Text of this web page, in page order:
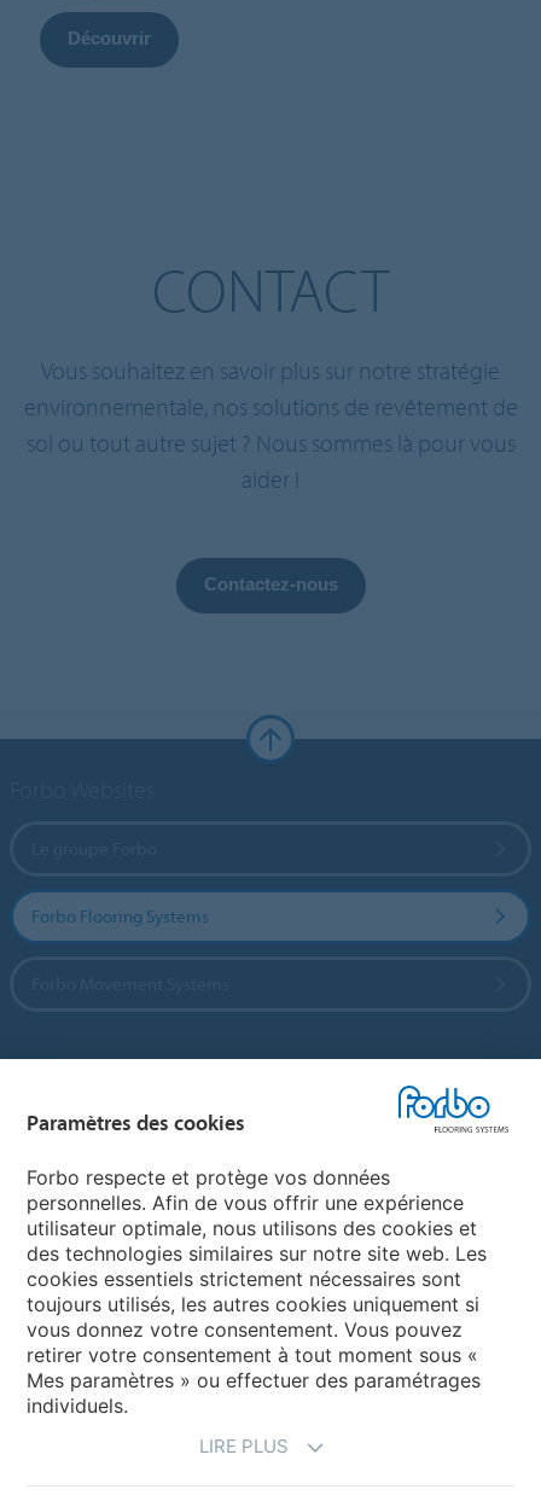
Découvrir
CONTACT
Vous souhaitez en savoir plus sur notre stratégie
environnementale, nos solutions de revêtement de
sol ou tout autre sujet ? Nous sommes là pour vous
aider !
Contactez-nous
Forbo Flooring Systems
My Forbo
LEXIQUE
PLAN DU SITE
Paramètres des cookies
Forbo respecte et protège vos données
personnelles. Afin de vous offrir une expérience
utilisateur optimale, nous utilisons des cookies et
des technologies similaires sur notre site web. Les
cookies essentiels strictement nécessaires sont
toujours utilisés, les autres cookies uniquement si
vous donnez votre consentement. Vous pouvez
retirer votre consentement à tout moment sous «
Mes paramètres » ou effectuer des paramétrages
individuels.
LIRE PLUS